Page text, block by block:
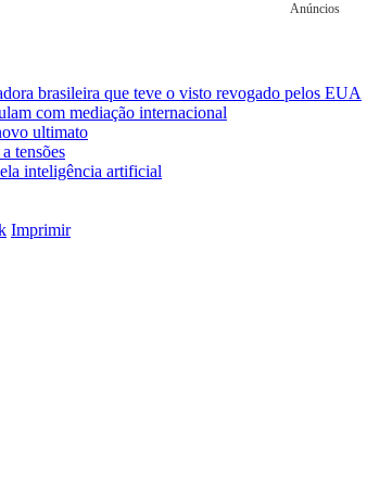
Anúncios
brasileira que teve o visto revogado pelos EUA
com mediação internacional
ultimato
tensões
inteligência artificial
Imprimir